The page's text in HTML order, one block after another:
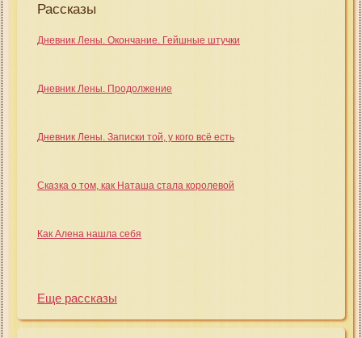
Рассказы
Дневник Лены. Окончание. Гейшные штучки
Дневник Лены. Продолжение
Дневник Лены. Записки той, у кого всё есть
Сказка о том, как Наташа стала королевой
Как Алена нашла себя
Еще рассказы